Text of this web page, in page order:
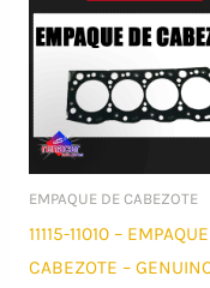
EMPAQUE DE CABEZOTE
11115-11010 –
CABEZOTE –